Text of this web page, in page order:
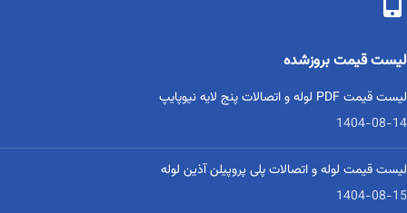
لیست قیمت بروزشده
لیست قیمت PDF لوله و اتصالات پنج لایه نیوپایپ
1404-08-14
لیست قیمت لوله و اتصالات پلی پروپیلن آذین لوله
1404-08-15